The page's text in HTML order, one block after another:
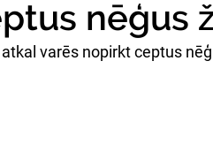
nēģus
varēs nopirkt ceptus